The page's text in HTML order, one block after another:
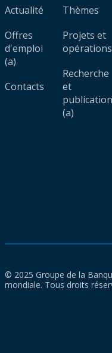
Actualité
Offres
d'emploi
(a)
Contacts
Thèmes
Projets et
opérations
Recherche
et
(a)
© 2025 Groupe de la
mondiale. Tous droits